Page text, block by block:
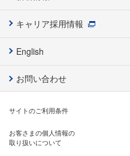
キャリア採用情報
English
お問い合わせ
サイトのご利用条件
お客さまの個人情報の
取り扱いについて